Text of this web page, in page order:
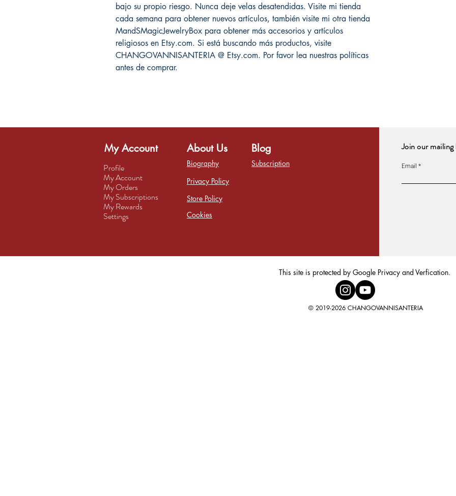
bajo su propio riesgo. Nunca deje velas desatendidas. Visite mi tienda
cada semana para obtener nuevos artículos, también visite mi otra tienda
MandSMagicJewelryBox para obtener más accesorios y artículos
religiosos en Etsy.com. Si está buscando más productos, visite
CHANGOVANNISANTERIA @ Etsy.com. Por favor lea nuestras políticas
antes de comprar.
My Account
Profile
My Account
My Orders
My Subscriptions
My Rewards
Settings
About Us
Biography
Privacy Policy
Store Policy
Cookies
Blog
Subscription
Join our
Email
This site is protected by Google Privacy and Verfication.
© 2019-2026 CHANGOVANNISANTERIA